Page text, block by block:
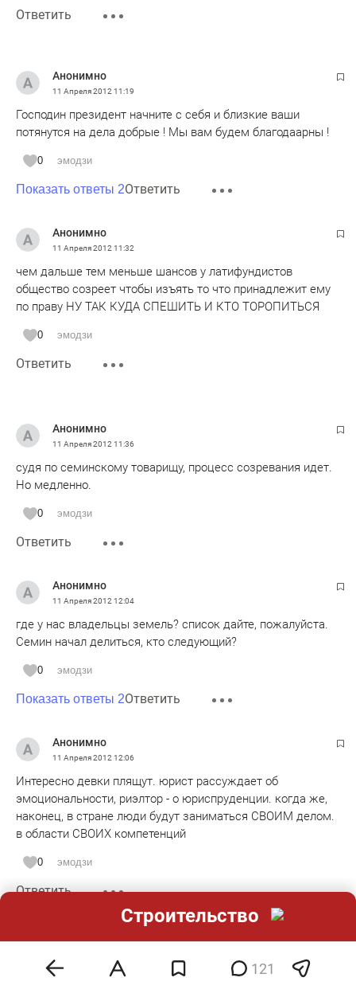
Ответить
Анонимно
11 Апреля 2012 11:19
Господин президент начните с себя и близкие ваши
потянутся на дела добрые ! Мы вам будем благодаарны !
0 эмодзи
Показать ответы 2Ответить
Анонимно
11 Апреля 2012 11:32
чем дальше тем меньше шансов у латифундистов
общество созреет чтобы изъять то что принадлежит ему
по праву НУ ТАК КУДА СПЕШИТЬ И КТО ТОРОПИТЬСЯ
0 эмодзи
Ответить
Анонимно
11 Апреля 2012 11:36
судя по семинскому товарищу, процесс созревания идет.
Но медленно.
0 эмодзи
Ответить
Анонимно
11 Апреля 2012 12:04
где у нас владельцы земель? список дайте, пожалуйста.
Семин начал делиться, кто следующий?
0 эмодзи
Показать ответы 2Ответить
Анонимно
11 Апреля 2012 12:06
Интересно девки плящут. юрист рассуждает об
эмоциональности, риэлтор - о юриспруденции. когда же,
наконец, в стране люди будут заниматься СВОИМ делом.
в области СВОИХ компетенций
0 эмодзи
Ответить
Равиль Сабиржан - предприниматель, молодец. взвешенно
121
Строительство